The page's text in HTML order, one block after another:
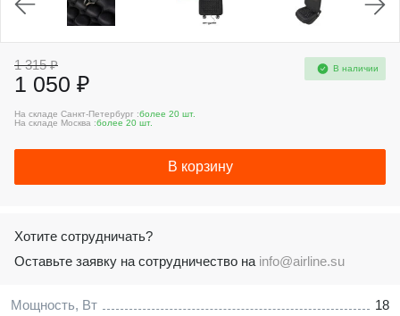
Мощность, Вт
18
1 315 ₽
1 050 ₽
В наличии
На складе Санкт-Петербург :более 20 шт.
На складе Москва :более 20 шт.
В корзину
Хотите сотрудничать?
Оставьте заявку на сотрудничество на info@airline.su